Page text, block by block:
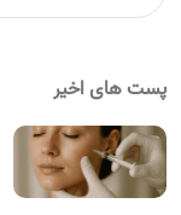
پست های اخیر